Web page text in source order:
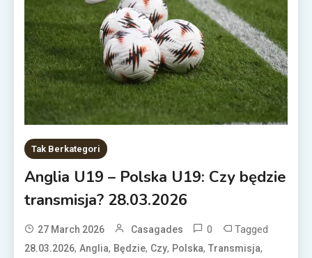
Tak Berkategori
Anglia U19 – Polska U19: Czy będzie
transmisja? 28.03.2026
27 March 2026 Casagades 0 Tagged
28.03.2026,Anglia, Będzie, Czy, Polska,Transmisja,